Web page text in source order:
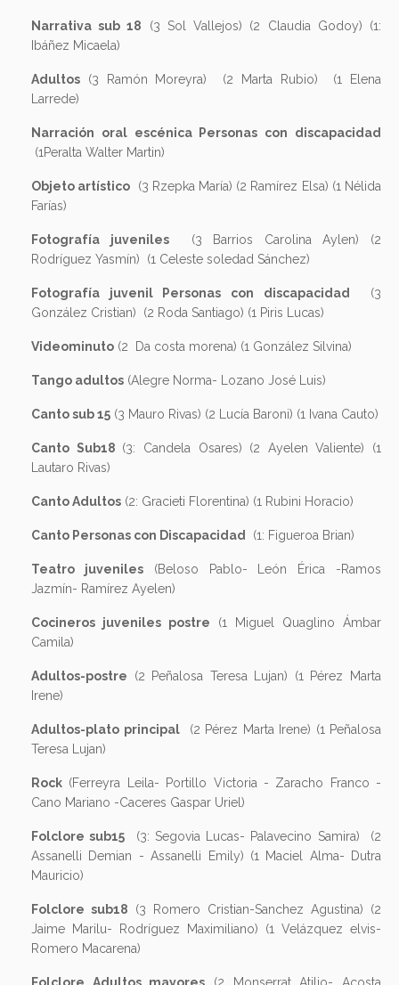
Narrativa sub 18 (3 Sol Vallejos) (2 Claudia Godoy) (1:
Ibáñez Micaela)
Adultos (3 Ramón Moreyra) (2 Marta Rubio) (1 Elena
Larrede)
Narración oral escénica Personas con discapacidad
(1Peralta Walter Martin)
Objeto artístico (3 Rzepka María) (2 Ramírez Elsa) (1 Nélida
Farías)
Fotografía juveniles(3 Barrios Carolina Aylen) (2
Rodríguez Yasmín) (1 Celeste soledad Sánchez)
Fotografía juvenil Personas con discapacidad
(3
González Cristian) (2 Roda Santiago) (1 Piris Lucas)
Videominuto (2 Da costa morena) (1 González Silvina)
Tango adultos (Alegre Norma- Lozano José Luis)
Canto sub 15 (3 Mauro Rivas) (2 Lucía Baroni) (1 Ivana Cauto)
Canto Sub18 (3: Candela Osares) (2 Ayelen Valiente) (1
Lautaro Rivas)
Canto Adultos (2: Gracieti Florentina) (1 Rubini Horacio)
Canto Personas con Discapacidad (1: Figueroa Brian)
Teatro juveniles(Beloso Pablo- León Érica -Ramos
Jazmín- Ramírez Ayelen)
Cocineros juveniles postre (1 Miguel Quaglino Ámbar
Camila)
Adultos-postre (2 Peñalosa Teresa Lujan) (1 Pérez Marta
Irene)
Adultos-plato principal(2 Pérez Marta Irene) (1 Peñalosa
Teresa Lujan)
Rock (Ferreyra Leila- Portillo Victoria - Zaracho Franco -
Cano Mariano -Caceres Gaspar Uriel)
Folclore sub15 (3: Segovia Lucas- Palavecino Samira) (2
Assanelli Demian - Assanelli Emily) (1 Maciel Alma- Dutra
Mauricio)
Folclore sub18 (3 Romero Cristian-Sanchez Agustina) (2
Jaime Marilu- Rodríguez Maximiliano) (1 Velázquez elvis-
Romero Macarena)